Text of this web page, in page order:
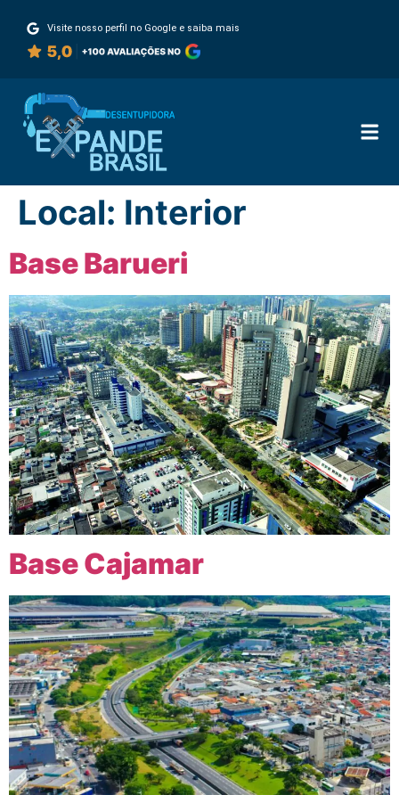
Visite nosso perfil no Google e saiba mais
Local: Interior
Base Barueri
Base Cajamar